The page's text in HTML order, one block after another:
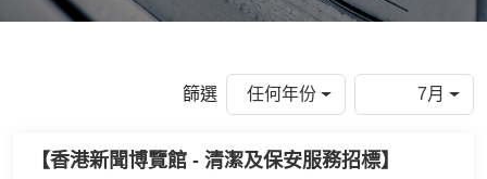
篩選 任何年份 7月
【香港新聞博覽館 - 清潔及保安服務招標】